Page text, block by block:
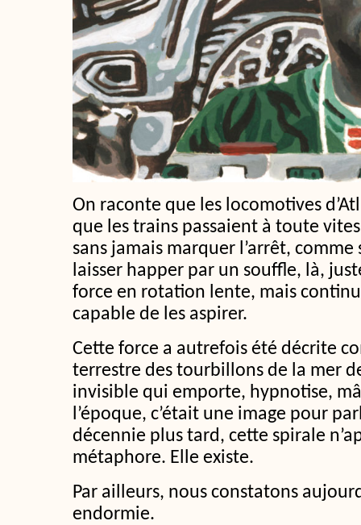
On raconte que les locomotives
que les trains passaient à toute
sans jamais marquer l’arrêt, comme
laisser happer par un souffle, là,
force en rotation lente, mais
capable de les aspirer.
Cette force a autrefois été décrite
terrestre des tourbillons de la mer
invisible qui emporte, hypnotise,
l’époque, c’était une image pour
décennie plus tard, cette spirale
métaphore. Elle existe.
Par ailleurs, nous constatons
endormie.